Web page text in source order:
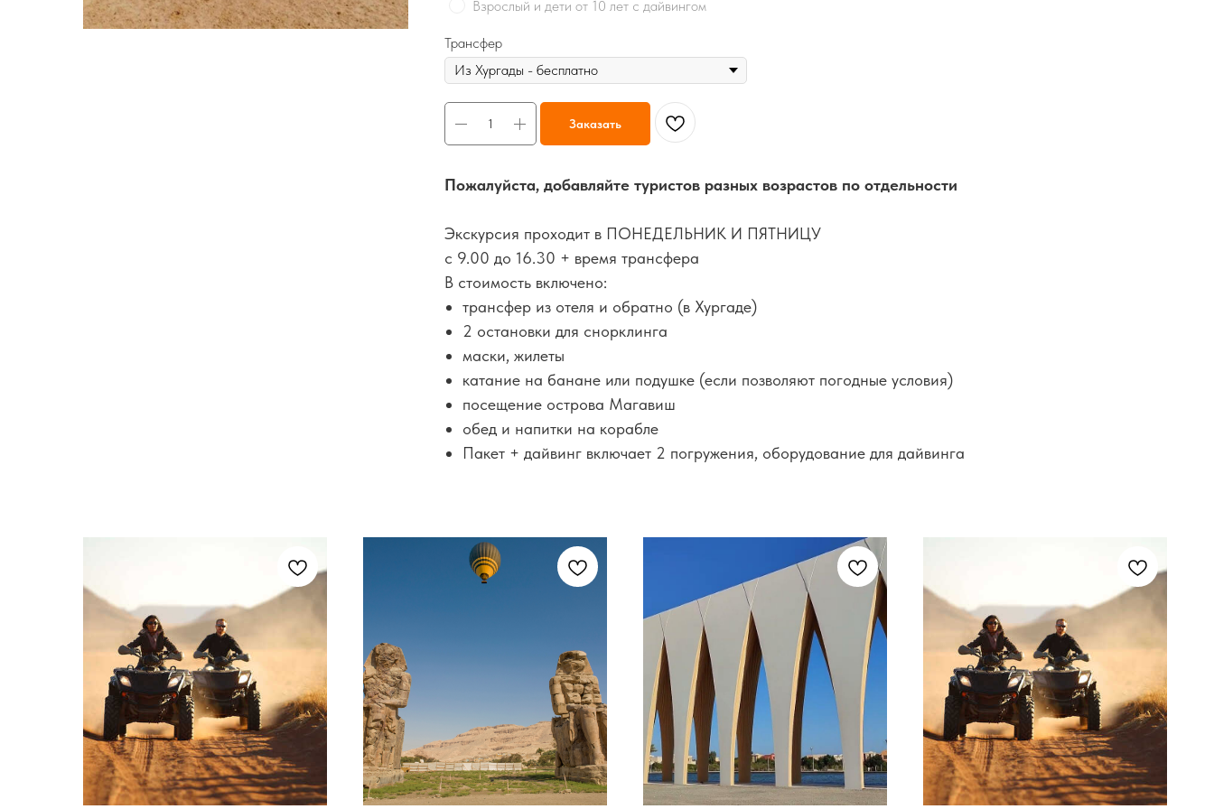
Взрослый и дети от 10 лет с дайвингом
Трансфер
Заказать
Пожалуйста, добавляйте туристов разных возрастов по отдельности
Экскурсия проходит в ПОНЕДЕЛЬНИК И ПЯТНИЦУ
с 9.00 до 16.30 + время трансфера
В стоимость включено:
трансфер из отеля и обратно (в Хургаде)
2 остановки для снорклинга
маски, жилеты
катание на банане или подушке (если позволяют погодные условия)
посещение острова Магавиш
обед и напитки на корабле
Пакет + дайвинг включает 2 погружения, оборудование для дайвинга